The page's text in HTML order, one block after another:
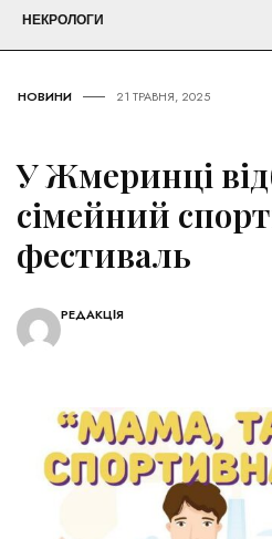
НЕКРОЛОГИ
НОВИНИ 21 ТРАВНЯ, 2025
У Жмеринці
сімейний
фестиваль
РЕДАКЦІЯ